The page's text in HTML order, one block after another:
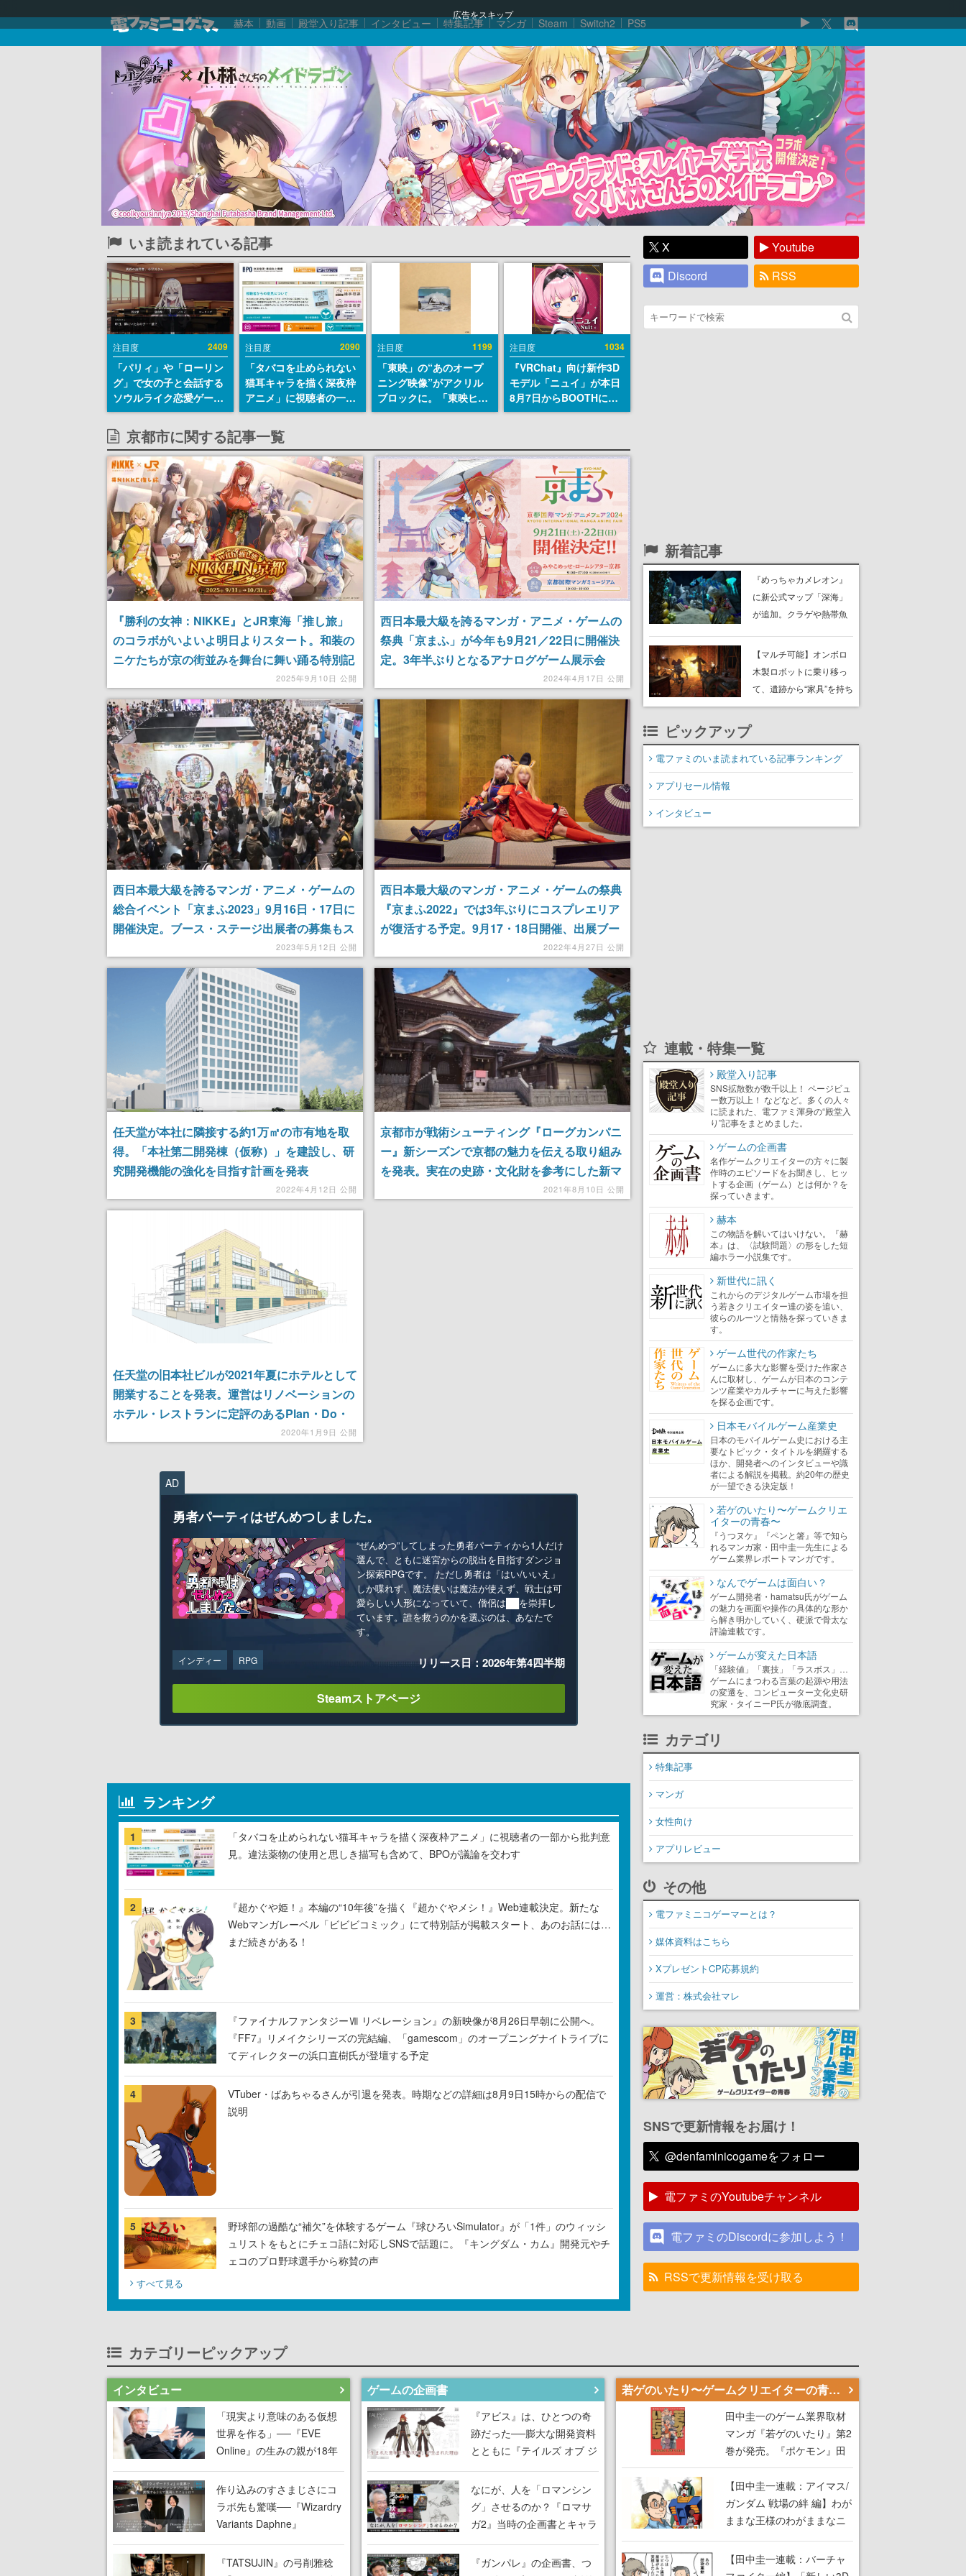
広告をスキップ
赫本 動画 殿堂入り記事 インタビュー 特集記事 マンガ Steam Switch2 PS5
いま読まれている記事
注目度 2409
「パリィ」や「ローリン
グ」で女の子と会話する
ソウルライク恋愛ゲーム
『小早川さんはソウルラ
イク』無料公開。返事に
失敗すると「YOU
DIED」
注目度 2090
「タバコを止められない
猫耳キャラを描く深夜枠
アニメ」に視聴者の一部
から批判意見。違法薬物
の使用と思しき描写も含
めて、BPOが議論を交わ
す
注目度 1199
「東映」の“あのオープ
ニング映像”がアクリル
ブロックに。「東映ヒス
トリカル グッズコレクシ
注目度 1034
『VRChat』向け新作3D
モデル「ニュイ」が本日
8月7日からBOOTHにて
発売。瞳に光る星や感情
京都市に関する記事一覧
『勝利の女神：NIKKE』とJR東海「推し旅」
のコラボがいよいよ明日よりスタート。和装の
ニケたちが京の街並みを舞台に舞い踊る特別記
念アニメも公開。東海道新幹線車内でニケたち
の特別ボイスが聞けたり、限定デザインの乗車
券風カードと乗車券袋がもらえるコラボ企画
2025年9月10日 公開
西日本最大級を誇るマンガ・アニメ・ゲームの
祭典「京まふ」が今年も9月21／22日に開催決
定。3年半ぶりとなるアナログゲーム展示会
「ゲームマーケット関西」も併催へ2024年4月17日 公開
西日本最大級を誇るマンガ・アニメ・ゲームの
総合イベント「京まふ2023」9月16日・17日に
開催決定。ブース・ステージ出展者の募集もス
2023年5月12日 公開
西日本最大級のマンガ・アニメ・ゲームの祭典
『京まふ2022』では3年ぶりにコスプレエリア
が復活する予定。9月17・18日開催、出展ブー
スやステージの申し込み受付もスタート
2022年4月27日 公開
任天堂が本社に隣接する約1万㎡の市有地を取
得。「本社第二開発棟（仮称）」を建設し、研
究開発機能の強化を目指す計画を発表
2022年4月12日 公開
京都市が戦術シューティング『ローグカンパニ
ー』新シーズンで京都の魅力を伝える取り組み
を発表。実在の史跡・文化財を参考にした新マ
2021年8月10日 公開
任天堂の旧本社ビルが2021年夏にホテルとして
開業することを発表。運営はリノベーションの
ホテル・レストランに定評のあるPlan・Do・
2020年1月9日 公開
AD
勇者パーティはぜんめつしました。
“ぜんめつ”してしまった勇者パーティから1人だけ
選んで、ともに迷宮からの脱出を目指すダンジョ
ン探索RPGです。 ただし勇者は「はい/いいえ」
しか喋れず、魔法使いは魔法が使えず、戦士は可
愛らしい人形になっていて、僧侶は██を崇拝し
ています。誰を救うのかを選ぶのは、あなたで
す。
インディー RPG リリース日：2026年第4四半期
Steamストアページ
ランキング
1
「タバコを止められない猫耳キャラを描く深夜枠アニメ」に視聴者の一部から批判意
見。違法薬物の使用と思しき描写も含めて、BPOが議論を交わす
2
『超かぐや姫！』本編の“10年後”を描く『超かぐやメシ！』Web連載決定。新たな
Webマンガレーベル「ビビビコミック」にて特別話が掲載スタート、あのお話には…
まだ続きがある！
3
『ファイナルファンタジーⅦ リベレーション』の新映像が8月26日早朝に公開へ。
『FF7』リメイクシリーズの完結編、「gamescom」のオープニングナイトライブに
てディレクターの浜口直樹氏が登壇する予定
4
VTuber・ばあちゃるさんが引退を発表。時期などの詳細は8月9日15時からの配信で
説明
5
野球部の過酷な“補欠”を体験するゲーム『球ひろいSimulator』が「1件」のウィッシ
ュリストをもとにチェコ語に対応しSNSで話題に。『キングダム・カム』開発元やチ
ェコのプロ野球選手から称賛の声
すべて見る
X
Youtube
Discord
RSS
新着記事
『めっちゃカメレオン』
に新公式マップ「深海」
が追加。クラゲや熱帯魚
や大きな貝も
【マルチ可能】オンボロ
木製ロボットに乗り移っ
て、遺跡から“家具”を持ち
帰るホラーアクションゲ
売。迫る“腐敗”から逃げ延
び、持ち帰った家具で基
ピックアップ
電ファミのいま読まれている記事ランキング
アプリセール情報
インタビュー
連載・特集一覧
殿堂入り記事
SNS拡散数が数千以上！ ページビュ
ー数万以上！ などなど。多くの人々
に読まれた、電ファミ渾身の“殿堂入
り”記事をまとめました。
ゲームの企画書
名作ゲームクリエイターの方々に製
作時のエピソードをお聞きし、ヒッ
トする企画（ゲーム）とは何か？を
探っていきます。
赫本
この物語を解いてはいけない。『赫
本』は、〈試験問題〉の形をした短
編ホラー小説集です。
新世代に訊く
これからのデジタルゲーム市場を担
う若きクリエイター達の姿を追い、
彼らのルーツと情熱を探っていきま
す。
ゲーム世代の作家たち
ゲームに多大な影響を受けた作家さ
んに取材し、ゲームが日本のコンテ
ンツ産業やカルチャーに与えた影響
を探る企画です。
日本モバイルゲーム産業史
日本のモバイルゲーム史における主
要なトピック・タイトルを網羅する
ほか、開発者へのインタビューや識
者による解説を掲載。約20年の歴史
が一望できる決定版！
若ゲのいたり〜ゲームクリエ
イターの青春〜
『うつヌケ』『ペンと箸』等で知ら
れるマンガ家・田中圭一先生による
ゲーム業界レポートマンガです。
なんでゲームは面白い？
ゲーム開発者・hamatsu氏がゲーム
の魅力を画面や操作の具体的な形か
ら解き明かしていく、硬派で骨太な
評論連載です。
ゲームが変えた日本語
「経験値」「裏技」「ラスボス」…
ゲームにまつわる言葉の起源や用法
の変遷を、コンピューター文化史研
究家・タイニーP氏が徹底調査。
カテゴリ
特集記事
マンガ
女性向け
アプリレビュー
その他
電ファミニコゲーマーとは？
媒体資料はこちら
XプレゼントCP応募規約
運営：株式会社マレ
SNSで更新情報をお届け！
@denfaminicogameをフォロー
電ファミのYoutubeチャンネル
電ファミのDiscordに参加しよう！
RSSで更新情報を受け取る
カテゴリーピックアップ
インタビュー
「現実より意味のある仮想
世界を作る」──『EVE
Online』の生みの親が18年
掲げ続ける”クレイジーな宣
言”は、比喩ではなく本気だ
った
作り込みのすさまじさにコ
ラボ先も驚嘆──『Wizardry
Variants Daphne』
×『FFXI』コラボが期間限
定なのにジョブもキャラも
『TATSUJIN』の弓削雅稔
ゲームの企画書
『アビス』は、ひとつの奇
跡だった──膨大な開発資料
とともに『テイルズ オブ ジ
アビス』開発陣に聞く、
「生まれた意味を知る
RPG」が生まれた理由【ゲ
ームの企画書】
なにが、人を「ロマンシン
グ」させるのか？『ロマサ
ガ2』当時の企画書とキャラ
設定画から迫る、河津秋敏
がRPGに生み出した「ロマ
『ガンパレ』の企画書、つ
若ゲのいたり〜ゲームクリエイターの青春〜
田中圭一のゲーム業界取材
マンガ『若ゲのいたり』第2
巻が発売。『ポケモン』田
尻智さん、『ゼビウス』遠
藤雅伸さんらの貴重なエピ
ソードを収録
【田中圭一連載：アイマス/
ガンダム 戦場の絆 編】わが
ままな王様のわがままなニ
ーズを満たす！──小山順一
朗が貫く姿勢に、ゲームク
リエイターとしての矜持を
【田中圭一連載：バーチャ